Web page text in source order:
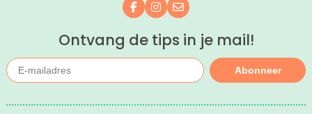
Volg ons op Facebook
Volg ons op Instagram
Mail ons
Ontvang de tips in je mail!
Abonneer